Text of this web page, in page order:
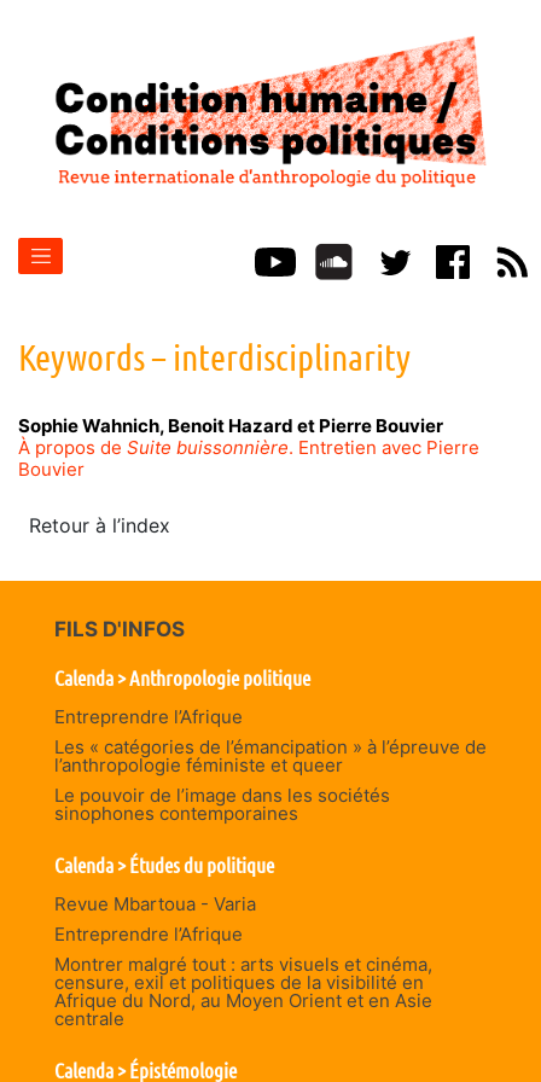
Keywords – interdisciplinarity
SophieWahnich, Benoit Hazard et Pierre Bouvier
À propos de Suite buissonnière. Entretien avec Pierre
Bouvier
Retour à l’index
FILS D'INFOS
Calenda > Anthropologie politique
Entreprendre l’Afrique
Les « catégories de l’émancipation » à l’épreuve de
l’anthropologie féministe et queer
Le pouvoir de l’image dans les sociétés
sinophones contemporaines
Calenda > Études du politique
Revue Mbartoua - Varia
Entreprendre l’Afrique
Montrer malgré tout : arts visuels et cinéma,
censure, exil et politiques de la visibilité en
Afrique du Nord, au Moyen Orient et en Asie
centrale
Calenda > Épistémologie